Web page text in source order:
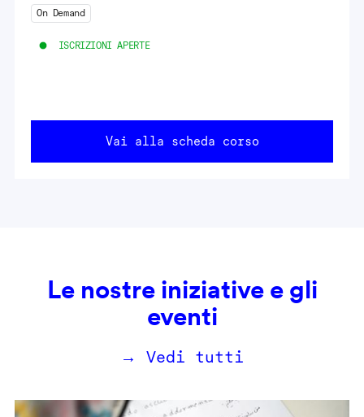
On Demand
ISCRIZIONI APERTE
Vai alla scheda corso
Le nostre iniziative e gli
eventi
→ Vedi tutti